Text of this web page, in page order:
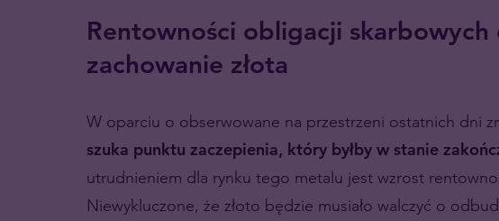
Rentowności obligacji
zachowanie złota
W oparciu o obserwowane na przestrzeni ostatnich dni
szuka punktu zaczepienia, który byłby w stanie
utrudnieniem dla rynku tego metalu jest wzrost
Niewykluczone, że złoto będzie musiało walczyć o